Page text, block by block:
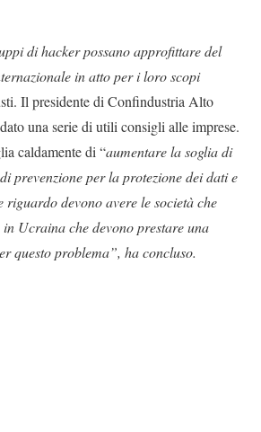
di hacker possano approfittare del
in atto per i loro scopi
Il presidente di Confindustria Alto
una serie di utili consigli alle imprese.
caldamente di “aumentare la soglia di
prevenzione per la protezione dei dati e
riguardo devono avere le società che
Ucraina che devono prestare una
questo problema”, ha concluso.